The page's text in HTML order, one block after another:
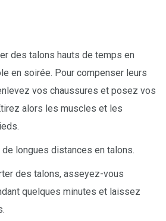
des talons hauts de temps en
en soirée. Pour compenser leurs
vos chaussures et posez vos
alors les muscles et les
de longues distances en talons.
des talons, asseyez-vous
quelques minutes et laissez